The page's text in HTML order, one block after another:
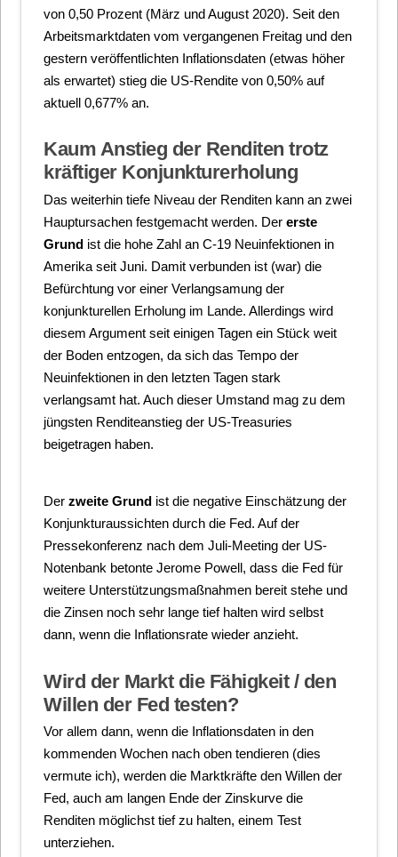
von 0,50 Prozent (März und August 2020). Seit den
Arbeitsmarktdaten vom vergangenen Freitag und den
gestern veröffentlichten Inflationsdaten (etwas höher
als erwartet) stieg die US-Rendite von 0,50% auf
aktuell 0,677% an.
Kaum Anstieg der Renditen trotz
kräftiger Konjunkturerholung
Das weiterhin tiefe Niveau der Renditen kann an zwei
Hauptursachen festgemacht werden. Dererste
Grund ist die hohe Zahl an C-19 Neuinfektionen in
Amerika seit Juni. Damit verbunden ist (war) die
Befürchtung vor einer Verlangsamung der
konjunkturellen Erholung im Lande. Allerdings wird
diesem Argument seit einigen Tagen ein Stück weit
der Boden entzogen, da sich das Tempo der
Neuinfektionen in den letzten Tagen stark
verlangsamt hat. Auch dieser Umstand mag zu dem
jüngsten Renditeanstieg der US-Treasuries
beigetragen haben.
Der zweite Grund ist die negative Einschätzung der
Konjunkturaussichten durch die Fed. Auf der
Pressekonferenz nach dem Juli-Meeting der US-
Notenbank betonte Jerome Powell, dass die Fed für
weitere Unterstützungsmaßnahmen bereit stehe und
die Zinsen noch sehr lange tief halten wird selbst
dann, wenn die Inflationsrate wieder anzieht.
Wird der Markt die Fähigkeit / den
Willen der Fed testen?
Vor allem dann, wenn die Inflationsdaten in den
kommenden Wochen nach oben tendieren (dies
vermute ich), werden die Marktkräfte den Willen der
Fed, auch am langen Ende der Zinskurve die
Renditen möglichst tief zu halten, einem Test
unterziehen.